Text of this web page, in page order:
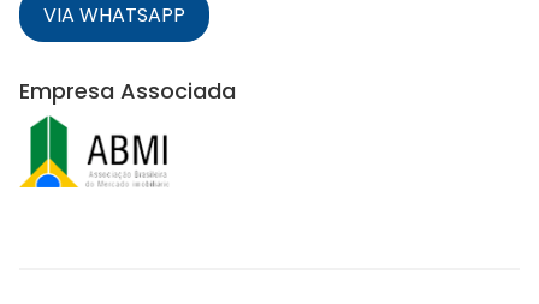
VIA WHATSAPP
Empresa Associada